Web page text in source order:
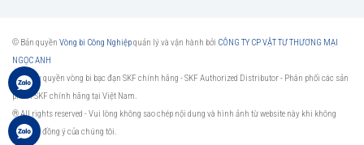
© Bản quyền Vòng bi Công Nghiệpquản lý và vận hành bởi CÔNG TY CP VẬT TƯ THƯƠNG MẠI
NGỌC ANH
Đại lý ủy quyền vòng bi bạc đạn SKF chính hãng -SKF Authorized Distributor- Phân phối các sản
phẩm SKF chính hãng tại Việt Nam.
® All rights reserved - Vui lòng không sao chép nội dung và hình ảnh từ website này khi không
được sự đồng ý của chúng tôi.